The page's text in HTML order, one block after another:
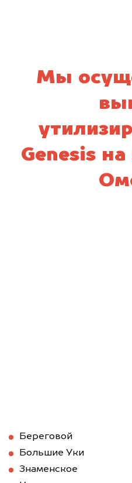
Мы
Genesis на
Береговой
Большие Уки
Знаменское